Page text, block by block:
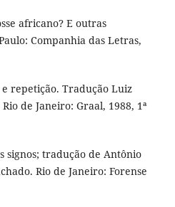
africano? E outras
Companhia das Letras,
e repetição. Tradução Luiz
de Janeiro: Graal, 1988, 1ª
signos; tradução de Antônio
Rio de Janeiro: Forense